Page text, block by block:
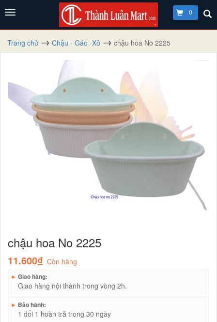
0
Trang chủ Chậu - Gáo -Xô chậu hoa No 2225
chậu hoa No 2225
11.600₫ Còn hàng
► Giao hàng:
Giao hàng nội thành trong vòng 2h.
► Bảo hành:
1 đổi 1 hoàn trả trong 30 ngày